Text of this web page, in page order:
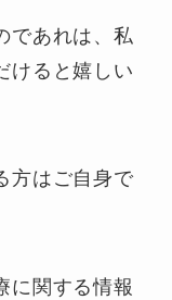
であれは、私
けると嬉しい
方はご自身で
に関する情報